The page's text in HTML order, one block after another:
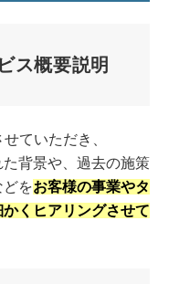
ス概要説明
ていただき、
背景や、過去の施策
をお客様の事業やタ
くヒアリングさせて